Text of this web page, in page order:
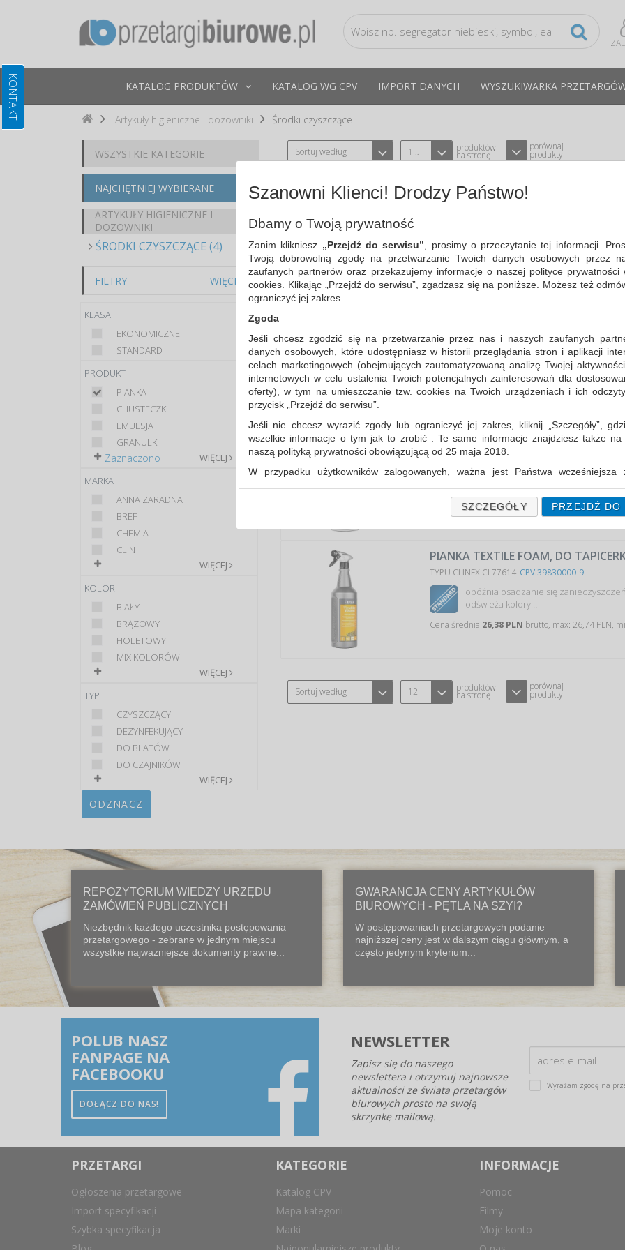
KATALOG PRODUKTÓW KATALOG WG CPV IMPORT DANYCH WYSZUKIWARKA
Artykuły higieniczne i dozowniki Środki czyszczące
WSZYSTKIE KATEGORIE
NAJCHĘTNIEJ WYBIERANE
ARTYKUŁY HIGIENICZNE I
DOZOWNIKI
ŚRODKI CZYSZCZĄCE (4)
FILTRY WIĘCEJ
KLASA
EKONOMICZNE
STANDARD
PRODUKT
PIANKA
CHUSTECZKI
EMULSJA
GRANULKI
WIĘCEJ
Zaznaczono
MARKA
ANNA ZARADNA
BREF
CHEMIA
CLIN
WIĘCEJ
KOLOR
BIAŁY
BRĄZOWY
FIOLETOWY
MIX KOLORÓW
WIĘCEJ
TYP
CZYSZCZĄCY
DEZYNFEKUJĄCY
DO BLATÓW
DO CZAJNIKÓW
WIĘCEJ
ODZNACZ
Sortuj według 12 produktów
na stronę
porównaj
produkty
PIANKA DO MEBLI CLASSIC, 400ML
Cena średnia13,59 PLNbrutto, max: 13,81 PLN,
TYPU PRONTO HG-151534 CPV:39830000-9
delikatnie czyści, pielęgnuje i chroni
Cena średnia13,59 PLNbrutto, max: 13,81 PLN,
PIANA AKTYWNA BIO ACTIVE CAR,
RĘCZNEGO I BEZDOTYKOWEGO, 1L
TYPU CLINEX CL40001 CPV:39830000-9
silnie pieniący preparat do częstego
pojazdów mechanicznych…
PIANKA TEXTILE FOAM, DO
TYPU CLINEX CL77614 CPV:39830000-9
opóźnia osadzanie się
odświeża kolory…
Cena średnia 26,38 PLN brutto, max: 26,74 PLN,
Sortuj według 12 produktów
na stronę
porównaj
produkty
REPOZYTORIUM WIEDZY URZĘDU
ZAMÓWIEŃ PUBLICZNYCH
Niezbędnik każdego uczestnika postępowania
przetargowego - zebrane w jednym miejscu
wszystkie najważniejsze dokumenty prawne...
GWARANCJA CENY ARTYKUŁÓW
BIUROWYCH - PĘTLA NA SZYI?
W postępowaniach przetargowych podanie
najniższej ceny jest w dalszym ciągu głównym, a
często jedynym kryterium...
POLUB NASZ
FANPAGE NA
FACEBOOKU
DOŁĄCZ DO NAS!
NEWSLETTER
Zapisz się do naszego
newslettera i otrzymuj najnowsze
aktualności ze świata przetargów
biurowych prosto na swoją
skrzynkę mailową.
Wyrażam zgodę na
PRZETARGI
Ogłoszenia przetargowe
Import specyfikacji
Szybka specyfikacja
KATEGORIE
Katalog CPV
Mapa kategorii
Marki
INFORMACJE
Pomoc
Filmy
Moje konto
Szanowni Klienci! Drodzy Państwo!
Dbamy o Twoją prywatność
Zanim klikniesz „Przejdź do serwisu” , prosimy o przeczytanie tej informacji.
Twoją dobrowolną zgodę na przetwarzanie Twoich danych osobowych przez
zaufanych partnerów oraz przekazujemy informacje o naszej polityce prywatności
cookies. Klikając „Przejdź do serwisu”, zgadzasz się na poniższe. Możesz też
ograniczyć jej zakres.
Zgoda
Jeśli chcesz zgodzić się na przetwarzanie przez nas i naszych zaufanych
danych osobowych, które udostępniasz w historii przeglądania stron i aplikacji
celach marketingowych (obejmujących zautomatyzowaną analizę Twojej
internetowych w celu ustalenia Twoich potencjalnych zainteresowań dla
oferty), w tym na umieszczanie tzw. cookies na Twoich urządzeniach i ich
przycisk „Przejdź do serwisu”.
Jeśli nie chcesz wyrazić zgody lub ograniczyć jej zakres, kliknij „Szczegóły”,
wszelkie informacje o tym jak to zrobić . Te same informacje znajdziesz także
naszą polityką prywatności obowiązującą od 25 maja 2018.
W przypadku użytkowników zalogowanych, ważna jest Państwa wcześniejsza
Lista Zaufanych Partnerów (rozwiń)
SZCZEGÓŁY PRZEJDŹ DO